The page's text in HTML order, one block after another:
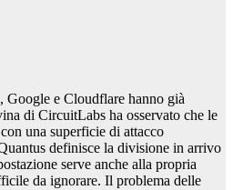
e Cloudflare hanno già
di CircuitLabs ha osservato che le
una superficie di attacco
definisce la divisione in arrivo
serve anche alla propria
da ignorare. Il problema delle